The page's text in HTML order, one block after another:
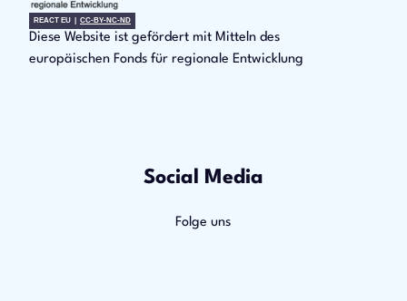
REACT EU | CC-BY-NC-ND
Diese Website ist gefördert mit Mitteln des
europäischen Fonds für regionale Entwicklung
Social Media
Folge uns